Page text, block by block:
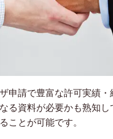
申請で豊富な許可実績・
る資料が必要かも熟知し
ことが可能です。